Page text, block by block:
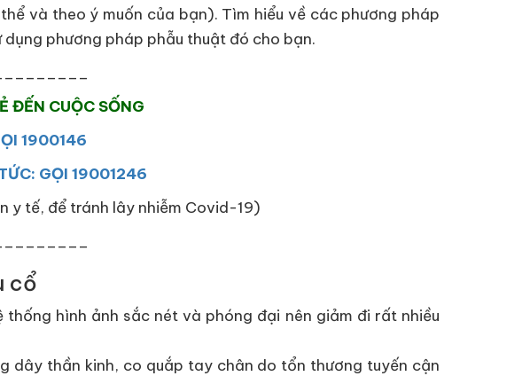
và theo ý muốn của bạn). Tìm hiểu về các phương pháp
phương pháp phẫu thuật đó cho bạn.
ĐẾN CUỘC SỐNG
1900146
GỌI 19001246
y tế, để tránh lây nhiễm Covid-19)
cổ
hình ảnh sắc nét và phóng đại nên giảm đi rất nhiều
dây thần kinh, co quắp tay chân do tổn thương tuyến cận